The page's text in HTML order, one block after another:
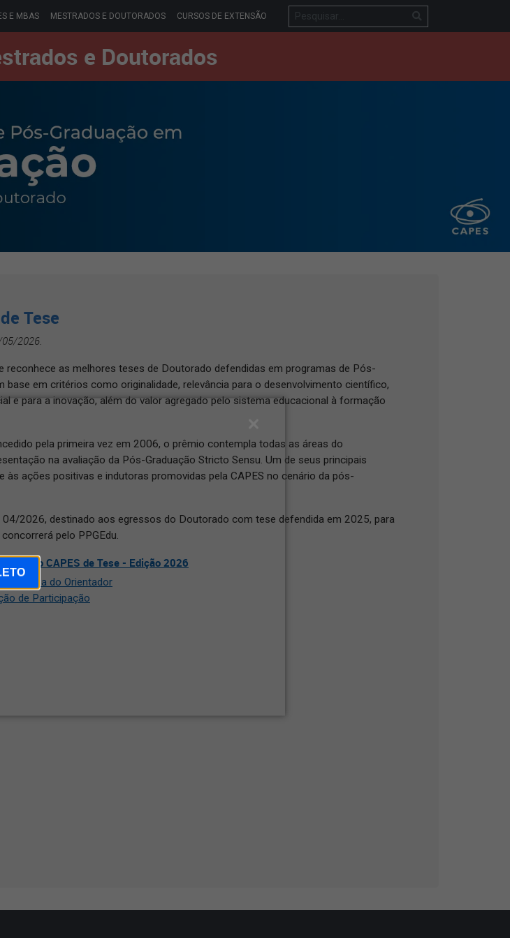
E MBAS MESTRADOS E DOUTORADOS CURSOS DE EXTENSÃO
e Doutorados
Tese
2026.
reconhece as melhores teses de Doutorado defendidas em programas de Pós-
base em critérios como originalidade, relevância para o desenvolvimento científico,
e para a inovação, além do valor agregado pelo sistema educacional à formação
pela primeira vez em 2006, o prêmio contempla todas as áreas do
na avaliação da Pós-Graduação Stricto Sensu. Um de seus principais
às ações positivas e indutoras promovidas pela CAPES no cenário da pós-
04/2026, destinado aos egressos do Doutorado com tese defendida em 2025, para
pelo PPGEdu.
Prêmio CAPES de Tese - Edição 2026
Anuência do Orientador
de Participação